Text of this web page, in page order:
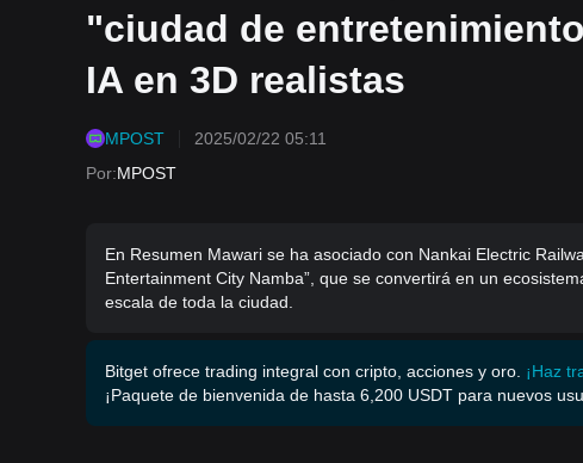
"ciudad de
IA en 3D realistas
MPOST
2025/02/22 05:11
Por:MPOST
En Resumen Mawari se ha asociado con Nankai Electric
Entertainment City Namba”, que se convertirá en un
escala de toda la ciudad.
Bitget ofrece trading integral con cripto, acciones y oro. ¡Haz
¡Paquete de bienvenida de hasta 6,200 USDT para nuevos